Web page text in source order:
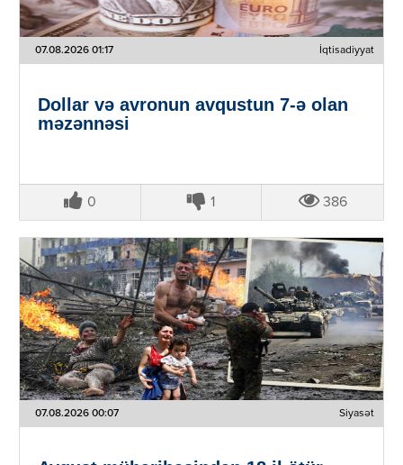
07.08.2026 01:17 İqtisadiyyat
Dollar və avronun avqustun 7-ə olan
məzənnəsi
0 1 386
07.08.2026 00:07 Siyasət